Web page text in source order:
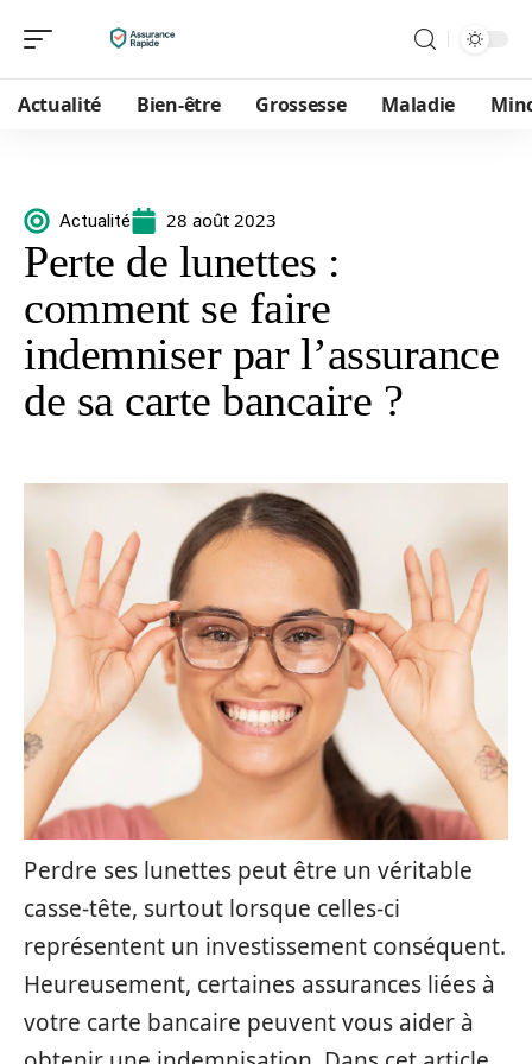
Actualité Bien-être Grossesse Maladie
Actualité 28 août 2023
Perte de lunettes :
comment se faire
indemniser par l’assurance
de sa carte bancaire ?
Perdre ses lunettes peut être un véritable
casse-tête, surtout lorsque celles-ci
représentent un investissement conséquent.
Heureusement, certaines assurances liées à
votre carte bancaire peuvent vous aider à